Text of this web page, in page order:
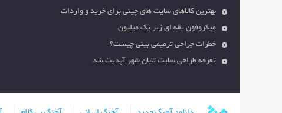
بهترین کالاهای سایت های چینی برای خرید و واردات
میکروفون یقه ای زیر یک میلیون
خطرات جراحی ترمیمی بینی چیست؟
تعرفه طراحی سایت تابان شهر آپدیت شد